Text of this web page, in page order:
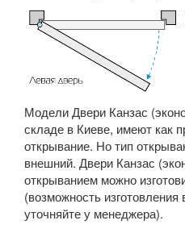
Модели Двери Канзас
складе в Киеве, имеют как
открывание. Но тип
внешний. Двери Канзас
открыванием можно
(возможность
уточняйте у менеджера).